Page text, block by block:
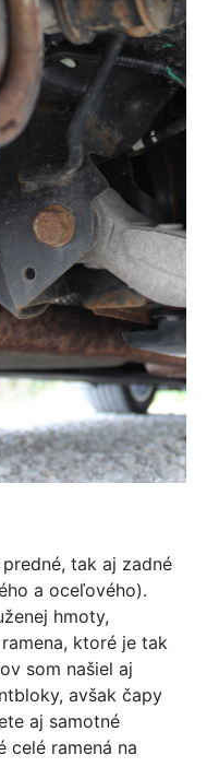
tak aj zadné
a oceľového).
hmoty,
ktoré je tak
som našiel aj
avšak čapy
aj samotné
celé ramená na